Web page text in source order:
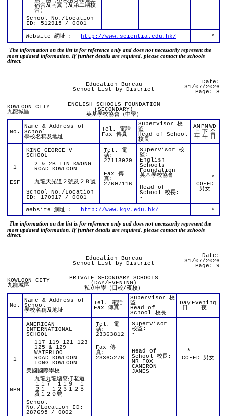
宿舍及南翼（及第二期校
舍）
School No./Location
ID: 512915 / 0001
Website 網址 : http://www.scientia.edu.hk/ *
The information on the list is for reference only and does not necessarily represent the
most updated information. If further details are required, please contact the schools
direct.
Education Bureau
School List by District
Date:
31/07/2026
Page: 8
KOWLOON CITY
九龍城區
ENGLISH SCHOOLS FOUNDATION
(SECONDARY)
英基學校協會（中學）
No.
Name & Address of
School
學校名稱及地址
Tel. 電話
Fax 傳真
Supervisor 校
監
Head of School
校長
AM
上
午
PM
下
午
WD
全
日
1
ESF
KING GEORGE V
SCHOOL
2 & 2B TIN KWONG
ROAD KOWLOON
九龍天光道２號及２Ｂ號
School No./Location
ID: 170917 / 0001
Tel. 電
話:
27113029
Fax 傳
真:
27607116
Supervisor 校
監:
English
Schools
Foundation
英基學校協會
Head of
School 校長:
-
*
CO-ED
男女
Website 網址 : http://www.kgv.edu.hk/ *
The information on the list is for reference only and does not necessarily represent the
most updated information. If further details are required, please contact the schools
direct.
Education Bureau
School List by District
Date:
31/07/2026
Page: 9
KOWLOON CITY
九龍城區
PRIVATE SECONDARY SCHOOLS
(DAY/EVENING)
私立中學（日校/夜校）
No.
Name & Address of
School
學校名稱及地址
Tel. 電話
Fax 傳真
Supervisor 校
監
Head of
School 校長
Day
日
Evening
夜
1
NPM
AMERICAN
INTERNATIONAL
SCHOOL
117 119 121 123
125 & 129
WATERLOO
ROAD KOWLOON
TONG KOWLOON
美國國際學校
九龍九龍塘窩打老道
１１７ １１９ １
２１ １２３１２５
及１２９號
School
No./Location ID:
287695 / 0002
Tel. 電
話:
23363812
Fax 傳
真:
23365276
Supervisor
校監:
-
Head of
School 校長:
MR FOX
CAMERON
JAMES
*
CO-ED 男女